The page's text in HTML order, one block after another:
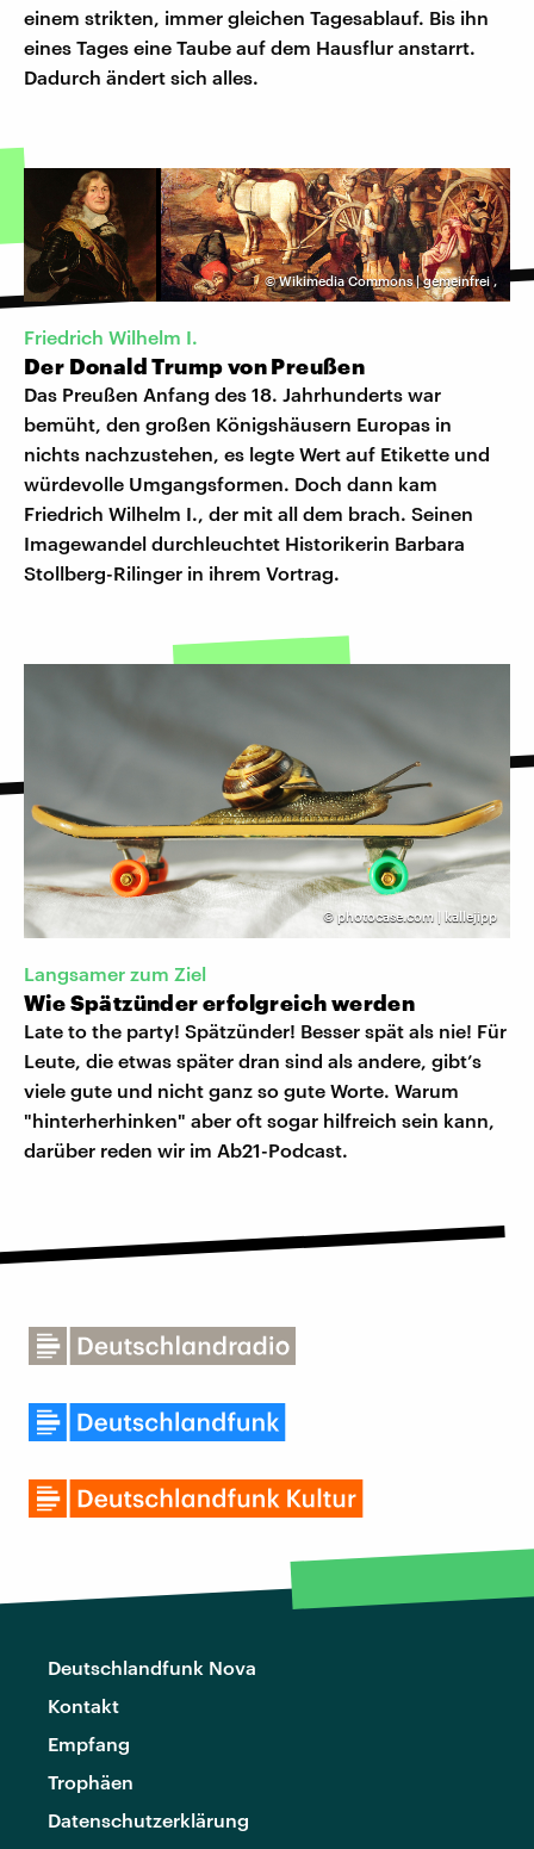
einem strikten, immer gleichen Tagesablauf. Bis ihn
eines Tages eine Taube auf dem Hausflur anstarrt.
Dadurch ändert sich alles.
©Wikimedia Commons | gemeinfrei,
Friedrich Wilhelm I.
Der Donald Trump von Preußen
Das Preußen Anfang des 18. Jahrhunderts war
bemüht, den großen Königshäusern Europas in
nichts nachzustehen, es legte Wert auf Etikette und
würdevolle Umgangsformen. Doch dann kam
Friedrich Wilhelm I., der mit all dem brach. Seinen
Imagewandel durchleuchtet Historikerin Barbara
Stollberg-Rilinger in ihrem Vortrag.
© photocase.com | kallejipp
Langsamer zum Ziel
Wie Spätzünder erfolgreich werden
Late to the party! Spätzünder! Besser spät als nie! Für
Leute, die etwas später dran sind als andere, gibt’s
viele gute und nicht ganz so gute Worte. Warum
"hinterherhinken" aber oft sogar hilfreich sein kann,
darüber reden wir im Ab21-Podcast.
Deutschlandfunk Nova
Kontakt
Empfang
Trophäen
Datenschutzerklärung